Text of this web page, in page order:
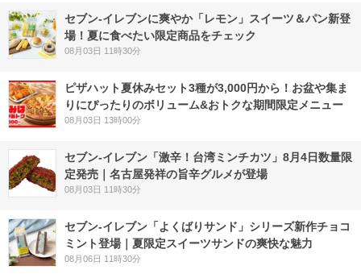
セブン‐イレブンに爽やか「レモン」スイーツ＆パン新登
場！夏に食べたい限定商品をチェック
08月03日 11時30分
ピザハット夏休みセット3種が3,000円から！お盆や集ま
りにぴったりのボリューム&おトクな期間限定メニュー
08月03日 13時00分
セブン-イレブン「激辛！台湾ミンチカツ」8月4日数量限
定発売｜名古屋発祥の旨辛グルメが登場
08月03日 11時30分
セブン‐イレブン「よくばりサンド」シリーズ新作チョコ
ミント登場｜夏限定スイーツサンドの爽快な魅力
08月06日 11時30分